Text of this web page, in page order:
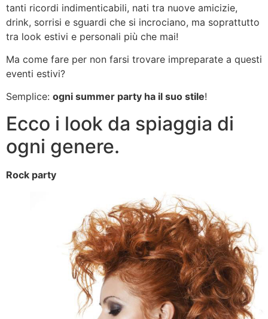
tanti ricordi indimenticabili, nati tra nuove amicizie,
drink, sorrisi e sguardi che si incrociano, ma soprattutto
tra look estivi e personali più che mai!
Ma come fare per non farsi trovare impreparate a questi
eventi estivi?
Semplice: ogni summer party ha il suo stile!
Ecco i look da spiaggia di
ogni genere.
Rock party